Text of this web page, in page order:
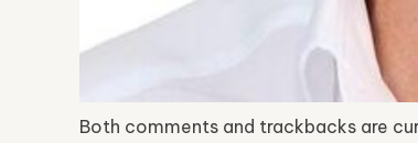
Both comments and trackbacks are